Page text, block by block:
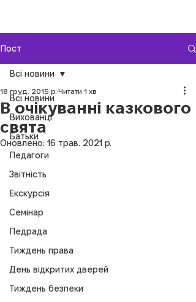
Пост
Всі новини
Вихованці
Батьки
Педагоги
Звітність
Екскурсія
Семінар
Педрада
Тиждень права
День відкритих дверей
Тиждень безпеки
Всі новини
В очікуванні казкового
свята
18 груд. 2015 р. Читати 1 хв
Оновлено: 16 трав. 2021 р.